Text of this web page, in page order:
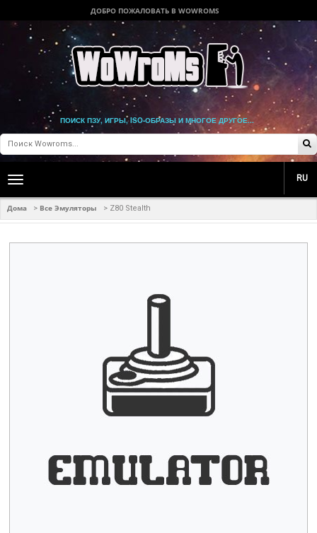
ДОБРО ПОЖАЛОВАТЬ В WOWROMS
ПОИСК ПЗУ, ИГРЫ, ISO-ОБРАЗЫ И МНОГОЕ ДРУГОЕ...
Toggle
navigation
RU
Дома > Все Эмуляторы > Z80 Stealth